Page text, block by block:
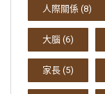
人際關係 (8)
大腦 (6)
家長 (5)